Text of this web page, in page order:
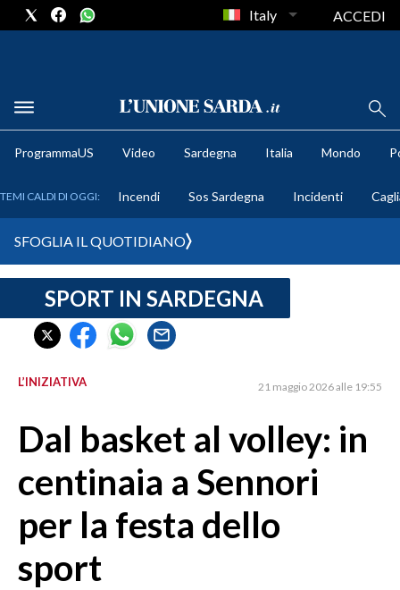
METEO
CRONACA SARDEGNA
CAGLIARI
SULCIS IGLESIENTE
ORISTANO E PROVINCIA
GALLURA
NUORO E PROVINCIA
OGLIASTRA
AGENDA
Italy ACCEDI
ProgrammaUS Video Sardegna Italia Mondo
TEMI CALDI DI OGGI: Incendi Sos Sardegna Incidenti
SFOGLIA IL QUOTIDIANO
SPORT IN SARDEGNA
L’INIZIATIVA 21 maggio 2026 alle 19:55
Dal basket al volley: in
centinaia a Sennori
per la festa dello
sport